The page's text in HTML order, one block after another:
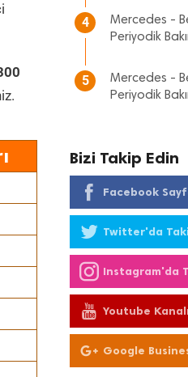
4
Mercedes -
Periyodik
5
Mercedes -
Periyodik
Bizi Takip Edin
Facebook
Twitter'da
Instagram'da
Youtube
Olun
Google